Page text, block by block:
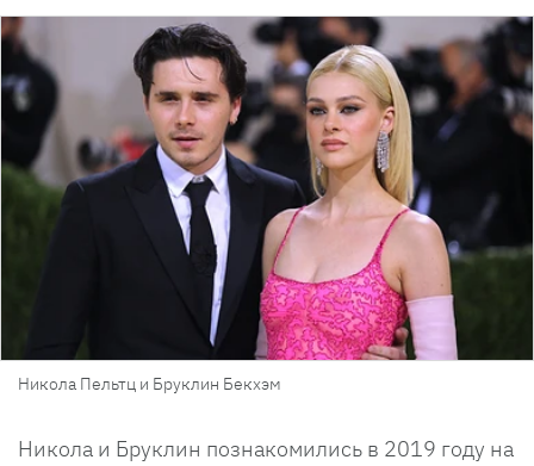
Никола Пельтц и Бруклин Бекхэм
Никола и Бруклин познакомились в 2019 году на